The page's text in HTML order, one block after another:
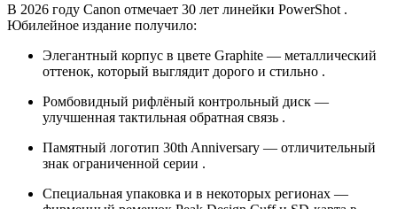
В 2026 году Canon отмечает 30 лет линейки PowerShot .
Юбилейное издание получило:
Элегантный корпус в цвете Graphite — металлический
оттенок, который выглядит дорого и стильно .
Ромбовидный рифлёный контрольный диск —
улучшенная тактильная обратная связь .
Памятный логотип 30th Anniversary — отличительный
знак ограниченной серии .
Специальная упаковка и в некоторых регионах —